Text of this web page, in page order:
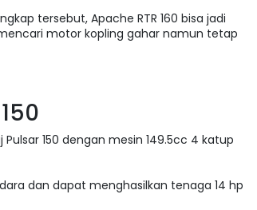
tersebut, Apache RTR 160 bisa jadi
motor kopling gahar namun tetap
150 dengan mesin 149.5cc 4 katup
dan dapat menghasilkan tenaga 14 hp